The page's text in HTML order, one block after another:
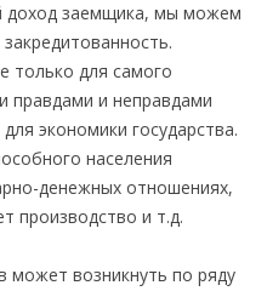
доход заемщика, мы можем
только для самого
правдами и неправдами
экономики государства.
населения
денежных отношениях,
производство и т.д.
может возникнуть по ряду